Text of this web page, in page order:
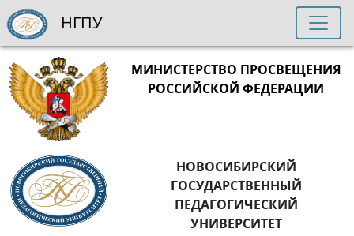
МИНИСТЕРСТВО ПРОСВЕЩЕНИЯ
РОССИЙСКОЙ ФЕДЕРАЦИИ
НОВОСИБИРСКИЙ
ГОСУДАРСТВЕННЫЙ
ПЕДАГОГИЧЕСКИЙ
УНИВЕРСИТЕТ
НГПУ